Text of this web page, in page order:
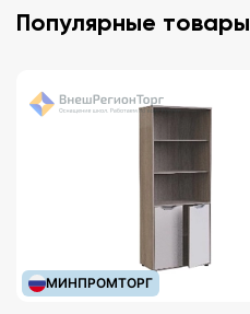
Популярные товары
МИНПРОМТОРГ